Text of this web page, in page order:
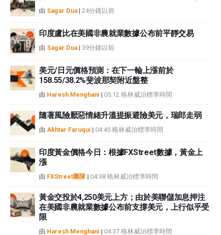
由 Sagar Dua | 24分鐘以前
印度盧比在美國非農就業數據公布前平靜交易
由 Sagar Dua | 39分鐘以前
美元/日元價格預測：在下一輪上漲前於
158.55/38.2%斐波那契附近盤整
由 Haresh Menghani | 05:12 格林威治標準時間
隨著風險厭惡情緒升溫提振避險美元，瑞郎走弱
由 Akhtar Faruqui | 04:45 格林威治標準時間
印度黃金價格今日：根據FXStreet數據，黃金上
漲
由 FXStreet團隊| 04:38 格林威治標準時間
黃金交投於4,250美元上方；由於美聯儲加息押注
在美國非農就業數據公布前支撐美元，上行似乎受
限
由 Haresh Menghani | 04:37 格林威治標準時間